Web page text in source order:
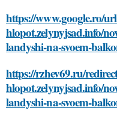
https://www.google.ro/
hlopot.zelynyjsad.info/
landyshi-na-svoem-
https://rzhev69.ru/
hlopot.zelynyjsad.info/
landyshi-na-svoem-